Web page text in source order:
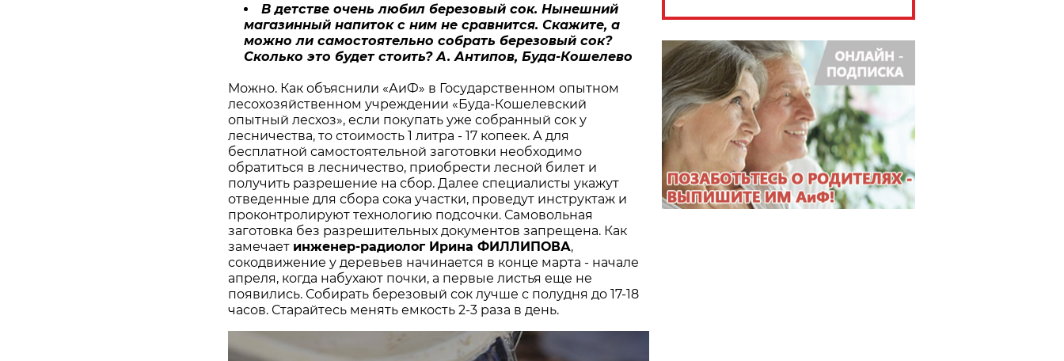
В детстве очень любил березовый сок. Нынешний
магазинный напиток с ним не сравнится. Скажите, а
можно ли самостоятельно собрать березовый сок?
Сколько это будет стоить? А. Антипов, Буда-Кошелево
Можно. Как объяснили «АиФ» в Государственном опытном
лесохозяйственном учреждении «Буда-Кошелевский
опытный лесхоз», если покупать уже собранный сок у
лесничества, то стоимость 1 литра - 17 копеек. А для
бесплатной самостоятельной заготовки необходимо
обратиться в лесничество, приобрести лесной билет и
получить разрешение на сбор. Далее специалисты укажут
отведенные для сбора сока участки, проведут инструктаж и
проконтролируют технологию подсочки. Самовольная
заготовка без разрешительных документов запрещена. Как
замечает инженер-радиолог Ирина ФИЛЛИПОВА,
сокодвижение у деревьев начинается в конце марта - начале
апреля, когда набухают почки, а первые листья еще не
появились. Собирать березовый сок лучше с полудня до 17-18
часов. Старайтесь менять емкость 2-3 раза в день.